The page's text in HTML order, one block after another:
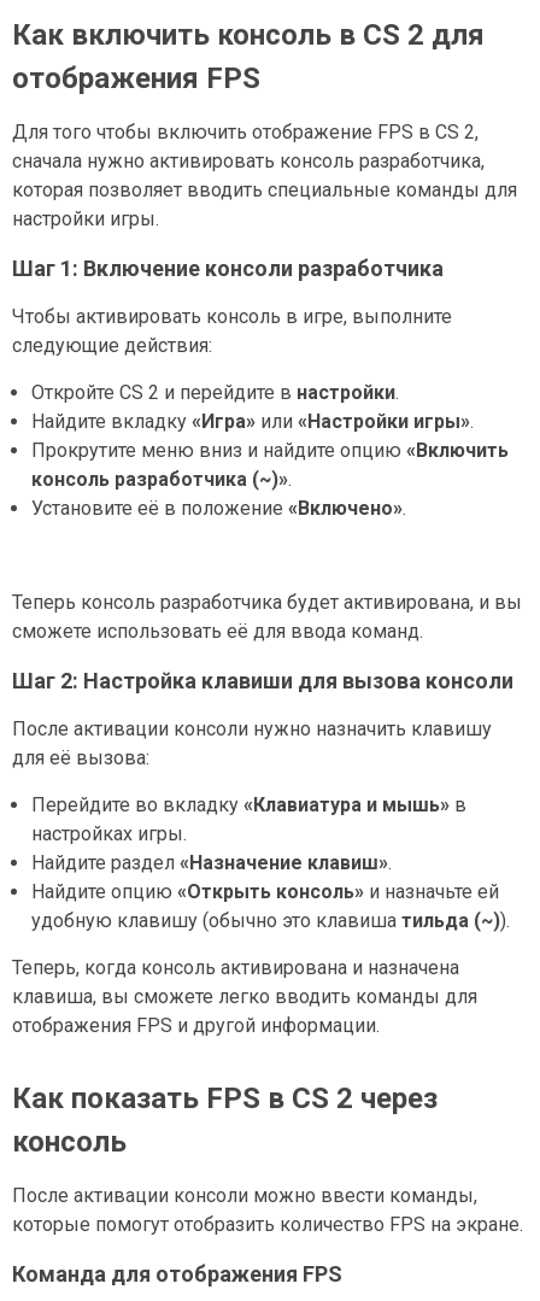
Как включить консоль в CS 2 для
отображения FPS
Для того чтобы включить отображение FPS в CS 2,
сначала нужно активировать консоль разработчика,
которая позволяет вводить специальные команды для
настройки игры.
Шаг 1: Включение консоли разработчика
Чтобы активировать консоль в игре, выполните
следующие действия:
Откройте CS 2 и перейдите в настройки.
Найдите вкладку «Игра» или «Настройки игры».
Прокрутите меню вниз и найдите опцию «Включить
консоль разработчика (~)».
Установите её в положение «Включено».
Теперь консоль разработчика будет активирована, и вы
сможете использовать её для ввода команд.
Шаг 2: Настройка клавиши для вызова консоли
После активации консоли нужно назначить клавишу
для её вызова:
Перейдите во вкладку «Клавиатура и мышь» в
настройках игры.
Найдите раздел «Назначение клавиш».
Найдите опцию «Открыть консоль» и назначьте ей
удобную клавишу (обычно это клавиша тильда (~)).
Теперь, когда консоль активирована и назначена
клавиша, вы сможете легко вводить команды для
отображения FPS и другой информации.
Как показать FPS в CS 2 через
консоль
После активации консоли можно ввести команды,
которые помогут отобразить количество FPS на экране.
Команда для отображения FPS